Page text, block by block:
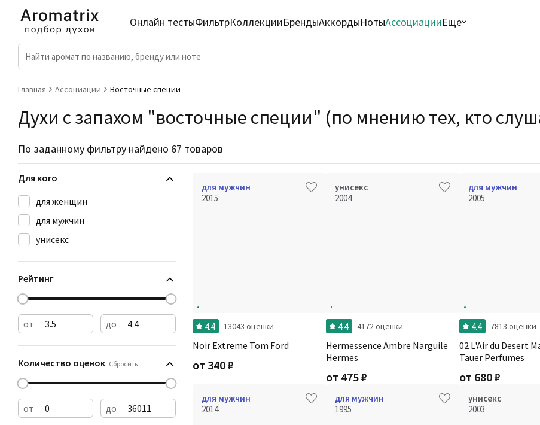
Онлайн тестыФильтрКоллекцииБрендыАккордыНотыАссоциацииЕще
Главная Ассоциации Восточные специи
Духи с запахом "восточные специи" (по мнению тех, кто
По заданному фильтру найдено 67 товаров
Для кого
для женщин
для мужчин
унисекс
Рейтинг
от до
Количество оценок Сбросить
от до
для мужчин
2015
4.4 13043 оценки
Noir Extreme Tom Ford
от 340₽
унисекс
2004
4.4 4172 оценки
Hermessence Ambre Narguile
Hermes
от 475₽
для мужчин
2005
4.4 7813 оценки
02 L'Air du Desert
Tauer Perfumes
от 680₽
для мужчин
2014
для мужчин
1995
унисекс
2003